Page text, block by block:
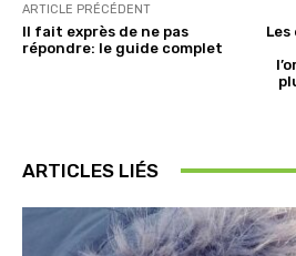
ARTICLE PRÉCÉDENT
Il fait exprès de ne pas
répondre: le guide complet
ARTICLES LIÉS